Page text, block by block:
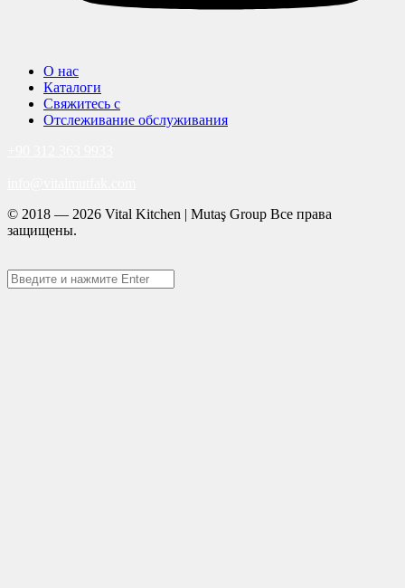
О нас
Каталоги
Свяжитесь с
Отслеживание обслуживания
© 2018 — 2026 Vital Kitchen | Mutaş Group Все права
защищены.